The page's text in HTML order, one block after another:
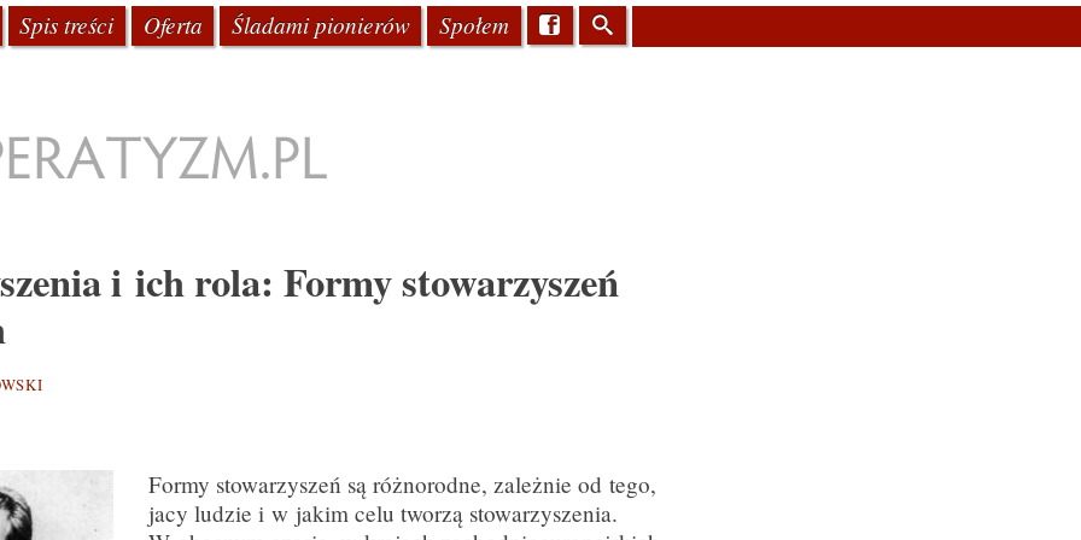
Spis treści Oferta Śladami pionierów Społem FacebookSzukaj
i ich rola: Formy stowarzyszeń
Formy stowarzyszeń są różnorodne, zależnie od tego,
jacy ludzie i w jakim celu tworzą stowarzyszenia.